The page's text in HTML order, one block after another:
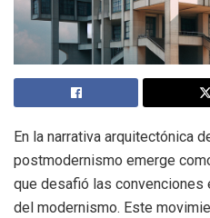
En la narrativa arquitectónica
postmodernismo emerge
que desafió las convenciones
del modernismo. Este